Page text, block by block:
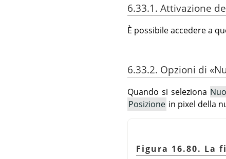
6.33.1. Attivazione
È possibile accedere a
6.33.2. Opzioni di «
Quando si seleziona
Posizione in pixel della
Figura 16.80. La